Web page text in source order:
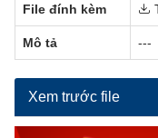
File đính kèm
Mô tả ---
Xem trước file